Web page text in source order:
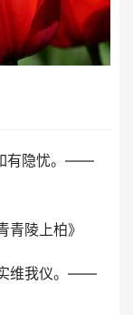
有隐忧。——
陵上柏》
维我仪。——